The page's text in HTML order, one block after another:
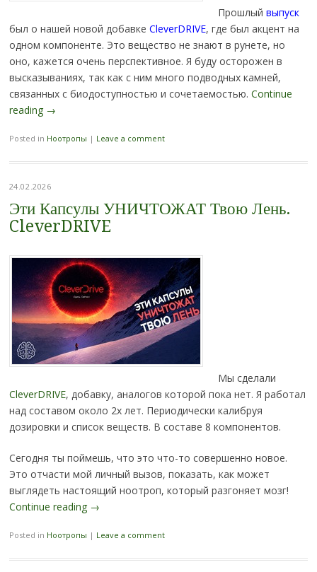
Прошлый выпуск
был о нашей новой добавке CleverDRIVE, где был акцент на
одном компоненте. Это вещество не знают в рунете, но
оно, кажется очень перспективное. Я буду осторожен в
высказываниях, так как с ним много подводных камней,
связанных с биодоступностью и сочетаемостью. Continue
reading →
Posted in Ноотропы | Leave a comment
24.02.2026
Эти Капсулы УНИЧТОЖАТ Твою Лень.
CleverDRIVE
Мы сделали
CleverDRIVE, добавку, аналогов которой пока нет. Я работал
над составом около 2х лет. Периодически калибруя
дозировки и список веществ. В составе 8 компонентов.
Сегодня ты поймешь, что это что-то совершенно новое.
Это отчасти мой личный вызов, показать, как может
выглядеть настоящий ноотроп, который разгоняет мозг!
Continue reading →
Posted in Ноотропы | Leave a comment